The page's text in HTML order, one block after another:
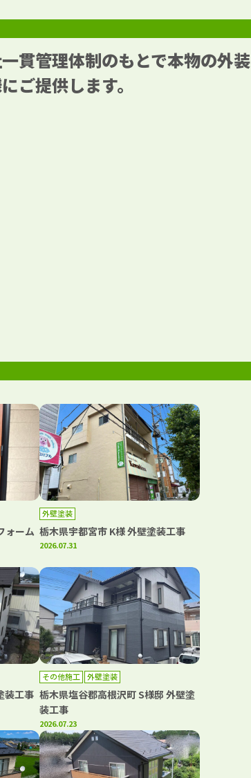
貫管理体制のもとで本物の外装
ご提供します。
ォーム
外壁塗装
栃木県宇都宮市 K様 外壁塗装工事
2026.07.31
装工事
その他施工 外壁塗装
栃木県塩谷郡高根沢町 S様邸 外壁塗
装工事
2026.07.23